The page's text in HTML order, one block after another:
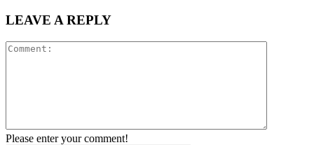
LEAVE A REPLY
Please enter your comment!